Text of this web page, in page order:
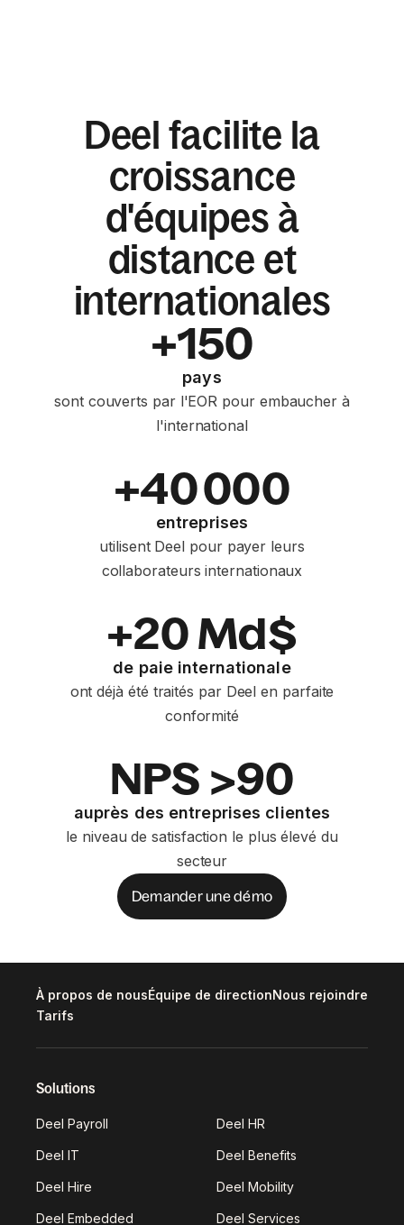
Deel facilite la
croissance
d'équipes à
distance et
internationales
+150
pays
sont couverts par l'EOR pour embaucher à
l'international
+40 000
entreprises
utilisent Deel pour payer leurs
collaborateurs internationaux
+20 Md$
de paie internationale
ont déjà été traités par Deel en parfaite
conformité
NPS >90
auprès des entreprises clientes
le niveau de satisfaction le plus élevé du
secteur
Demander une démo
À propos de nousÉquipe de directionNous rejoindre
Tarifs
Solutions
Deel Payroll Deel HR
Deel IT Deel Benefits
Deel Hire Deel Mobility
Deel Embedded Deel Services